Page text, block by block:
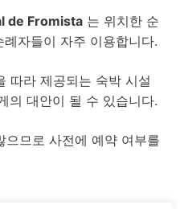
de Fromista 는 위치한 순
자들이 자주 이용합니다.
따라 제공되는 숙박 시설
의 대안이 될 수 있습니다.
으므로 사전에 예약 여부를